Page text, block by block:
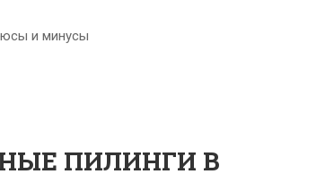
и минусы
ПИЛИНГИ В